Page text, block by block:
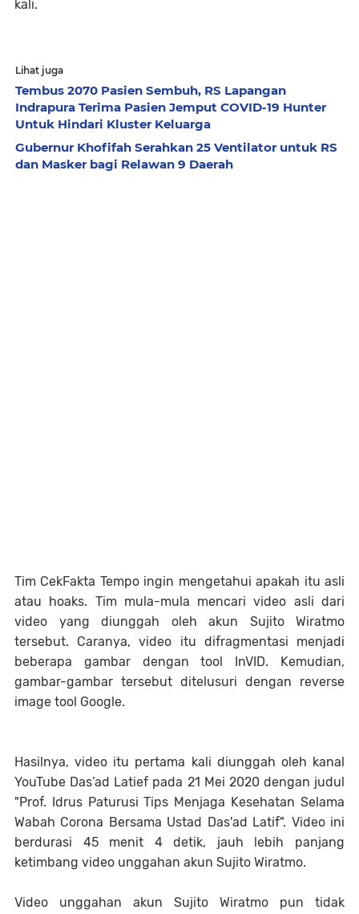
kali.
Lihat juga
Tembus 2070 Pasien Sembuh, RS Lapangan
Indrapura Terima Pasien Jemput COVID-19 Hunter
Untuk Hindari Kluster Keluarga
Gubernur Khofifah Serahkan 25 Ventilator untuk RS
dan Masker bagi Relawan 9 Daerah
Tim CekFakta Tempo ingin mengetahui apakah itu asli
atau hoaks. Tim mula-mula mencari video asli dari
video yang diunggah oleh akun Sujito Wiratmo
tersebut. Caranya, video itu difragmentasi menjadi
beberapa gambar dengan tool InVID. Kemudian,
gambar-gambar tersebut ditelusuri dengan reverse
image tool Google.
Hasilnya, video itu pertama kali diunggah oleh kanal
YouTube Das’ad Latief pada 21 Mei 2020 dengan judul
"Prof. Idrus Paturusi Tips Menjaga Kesehatan Selama
Wabah Corona Bersama Ustad Das'ad Latif". Video ini
berdurasi 45 menit 4 detik, jauh lebih panjang
ketimbang video unggahan akun Sujito Wiratmo.
Video unggahan akun Sujito Wiratmo pun tidak